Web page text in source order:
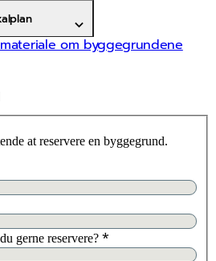
om byggegrundene
at reservere en byggegrund.
gerne reservere? *